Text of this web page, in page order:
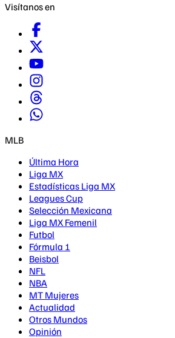
Visítanos en
MLB
Última Hora
Liga MX
Estadísticas Liga MX
Leagues Cup
Selección Mexicana
Liga MX Femenil
Futbol
Fórmula 1
Beisbol
NFL
NBA
MT Mujeres
Actualidad
Otros Mundos
Opinión